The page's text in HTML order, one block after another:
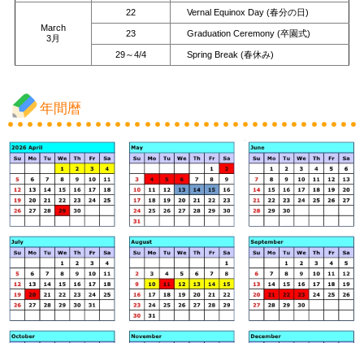
March
3月
22 Vernal Equinox Day (春分の日)
23 Graduation Ceremony (卒園式)
29～4/4 Spring Break (春休み)
年間暦